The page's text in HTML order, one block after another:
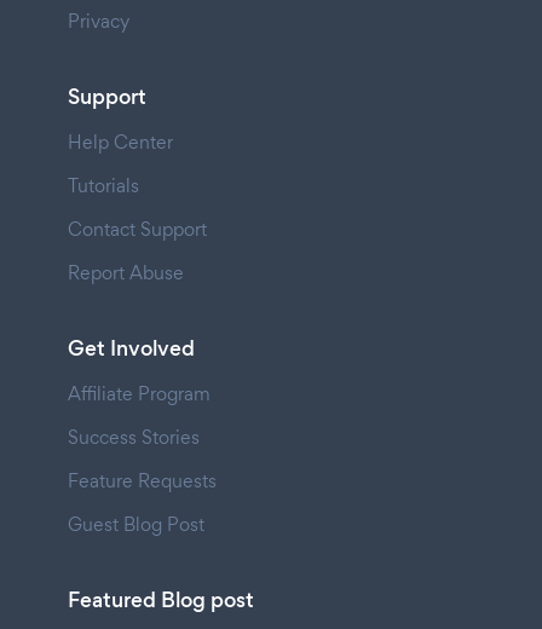
Privacy
Support
Help Center
Tutorials
Contact Support
Report Abuse
Get Involved
Affiliate Program
Success Stories
Feature Requests
Guest Blog Post
Featured Blog post